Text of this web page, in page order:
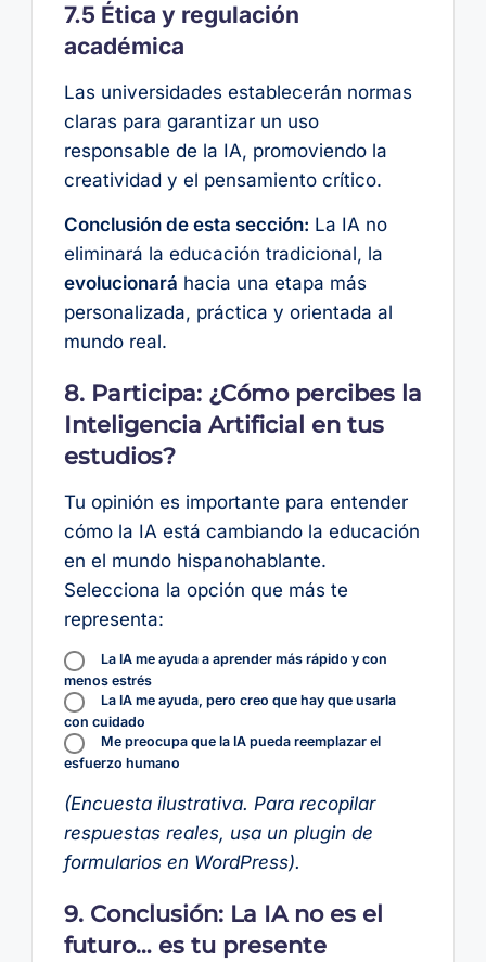
7.5 Ética y regulación
académica
Las universidades establecerán normas
claras para garantizar un uso
responsable de la IA, promoviendo la
creatividad y el pensamiento crítico.
Conclusión de esta sección: La IA no
eliminará la educación tradicional, la
evolucionará hacia una etapa más
personalizada, práctica y orientada al
mundo real.
8. Participa: ¿Cómo percibes la
Inteligencia Artificial en tus
estudios?
Tu opinión es importante para entender
cómo la IA está cambiando la educación
en el mundo hispanohablante.
Selecciona la opción que más te
representa:
La IA me ayuda a aprender más rápido y con
menos estrés
La IA me ayuda, pero creo que hay que usarla
con cuidado
Me preocupa que la IA pueda reemplazar el
esfuerzo humano
(Encuesta ilustrativa. Para recopilar
respuestas reales, usa un plugin de
formularios en WordPress).
9. Conclusión: La IA no es el
futuro… es tu presente